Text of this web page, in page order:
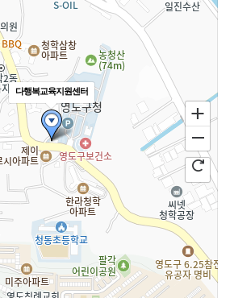
다행복교육지원센터